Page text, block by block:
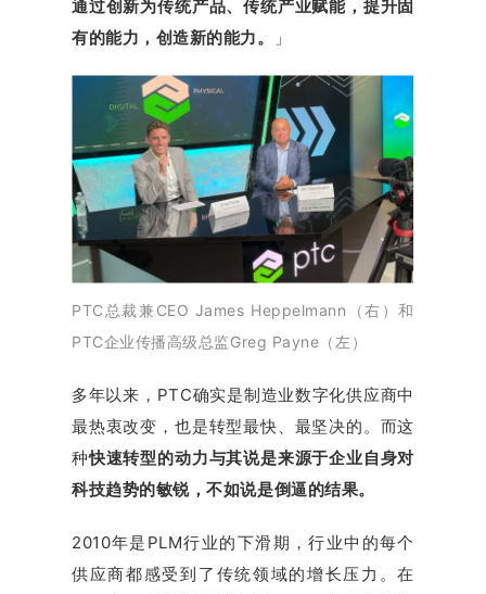
通过创新为传统产品、传统产业赋能，提升固
有的能力，创造新的能力。
」
PTC总裁兼CEO James Heppelmann（右）和
PTC企业传播高级总监Greg Payne（左）
多年以来，PTC确实是制造业数字化供应商中
最热衷改变，也是转型最快、最坚决的。而这
种快速转型的动力与其说是来源于企业自身对
科技趋势的敏锐，不如说是倒逼的结果。
2010年是PLM行业的下滑期，行业中的每个
供应商都感受到了传统领域的增长压力。在